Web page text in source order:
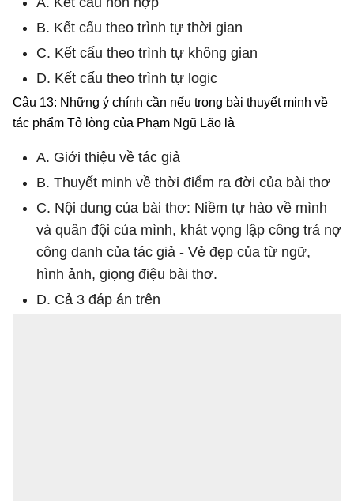
B. Kết cấu theo trình tự thời gian
C. Kết cấu theo trình tự không gian
D. Kết cấu theo trình tự logic
Câu 13: Những ý chính cần nếu trong bài thuyết minh về
tác phẩm Tỏ lòng của Phạm Ngũ Lão là
A. Giới thiệu về tác giả
B. Thuyết minh về thời điểm ra đời của bài thơ
C. Nội dung của bài thơ: Niềm tự hào về mình
và quân đội của mình, khát vọng lập công trả nợ
công danh của tác giả - Vẻ đẹp của từ ngữ,
hình ảnh, giọng điệu bài thơ.
D. Cả 3 đáp án trên